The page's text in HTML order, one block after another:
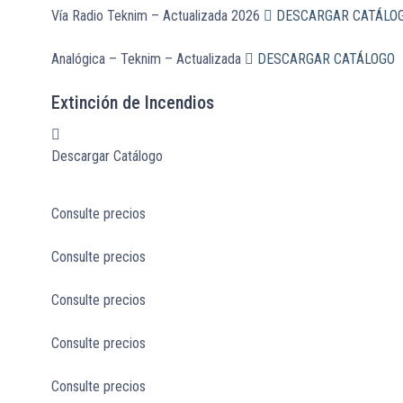
Vía Radio Teknim – Actualizada 2026 DESCARGAR
Analógica – Teknim – Actualizada DESCARGAR CATÁLOGO
Extinción de Incendios
Descargar Catálogo
Consulte precios
Consulte precios
Consulte precios
Consulte precios
Consulte precios